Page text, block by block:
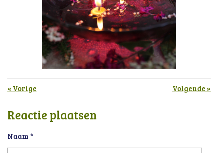
« Vorige Volgende »
Reactie plaatsen
Naam *